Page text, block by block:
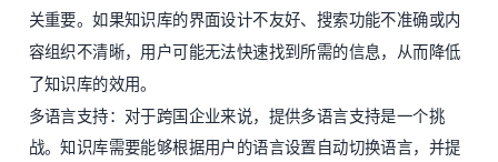
关重要。如果知识库的界面设计不友好、搜索功能不准确或内
容组织不清晰，用户可能无法快速找到所需的信息，从而降低
了知识库的效用。
多语言支持：对于跨国企业来说，提供多语言支持是一个挑
战。知识库需要能够根据用户的语言设置自动切换语言，并提